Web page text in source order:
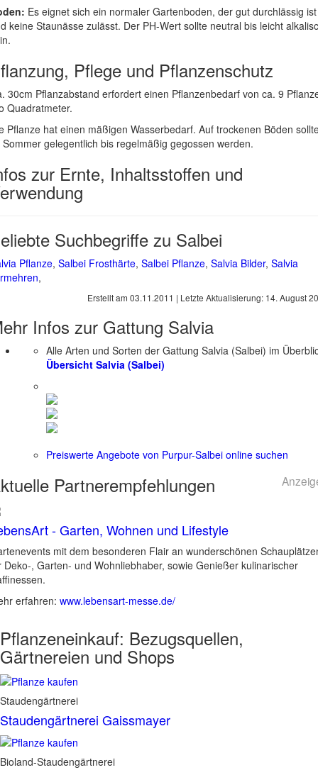
Es eignet sich ein normaler Gartenboden, der gut durchlässig ist
keine Staunässe zulässt. Der PH-Wert sollte neutral bis leicht
Pflege und Pflanzenschutz
30cm Pflanzabstand erfordert einen Pflanzenbedarf von ca. 9
Quadratmeter.
Pflanze hat einen mäßigen Wasserbedarf. Auf trockenen Böden
Sommer gelegentlich bis regelmäßig gegossen werden.
zur Ernte, Inhaltsstoffen und
Suchbegriffe zu Salbei
Pflanze, Salbei Frosthärte, Salbei Pflanze, Salvia Bilder, Salvia
,
Erstellt am 03.11.2011 | Letzte Aktualisierung: 14. August
Infos zur Gattung Salvia
Alle Arten und Sorten der Gattung Salvia (Salbei) im
Übersicht Salvia (Salbei)
Preiswerte Angebote von Purpur-Salbei online suchen
Partnerempfehlungen
- Garten, Wohnen und Lifestyle
mit dem besonderen Flair an wunderschönen
Deko-, Garten- und Wohnliebhaber, sowie Genießer kulinarischer
erfahren: www.lebensart-messe.de/
Pflanzeneinkauf: Bezugsquellen,
Gärtnereien und Shops
Staudengärtnerei
Staudengärtnerei Gaissmayer
Bioland-Staudengärtnerei